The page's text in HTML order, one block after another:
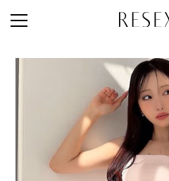
LOOK BOOK
NEW ARRIVAL
RANKING